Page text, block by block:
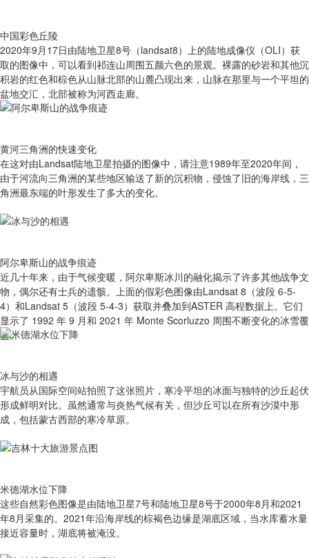
中国彩色丘陵
2020年9月17日由陆地卫星8号（landsat8）上的陆地成像仪（OLI）获
取的图像中，可以看到祁连山周围五颜六色的景观。裸露的砂岩和其他沉
积岩的红色和棕色从山脉北部的山麓凸现出来，山脉在那里与一个平坦的
盆地交汇，北部被称为河西走廊。
黄河三角洲的快速变化
在这对由Landsat陆地卫星拍摄的图像中，请注意1989年至2020年间，
由于河流向三角洲的某些地区输送了新的沉积物，侵蚀了旧的海岸线，三
角洲最东端的叶形发生了多大的变化。
阿尔卑斯山的战争痕迹
近几十年来，由于气候变暖，阿尔卑斯冰川的融化揭示了许多其他战争文
物，偶尔还有士兵的遗骸。上面的假彩色图像由Landsat 8（波段 6-5-
4）和Landsat 5（波段 5-4-3）获取并叠加到ASTER 高程数据上。它们
显示了 1992 年 9 月和 2021 年 Monte Scorluzzo 周围不断变化的冰雪覆
盖。
冰与沙的相遇
宇航员从国际空间站拍照了这张照片，寒冷平坦的冰面与独特的沙丘起伏
形成鲜明对比。虽然通常与炎热气候有关，但沙丘可以在所有沙漠中形
成，包括蒙古西部的寒冷草原。
米德湖水位下降
这些自然彩色图像是由陆地卫星7号和陆地卫星8号于2000年8月和2021
年8月采集的。2021年沿海岸线的棕褐色边缘是湖底区域，当水库蓄水量
接近容量时，湖底将被淹没。